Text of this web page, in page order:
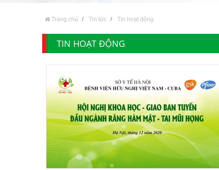
Trang chủ Tin tức Tin hoạt động
TIN HOẠT ĐỘNG